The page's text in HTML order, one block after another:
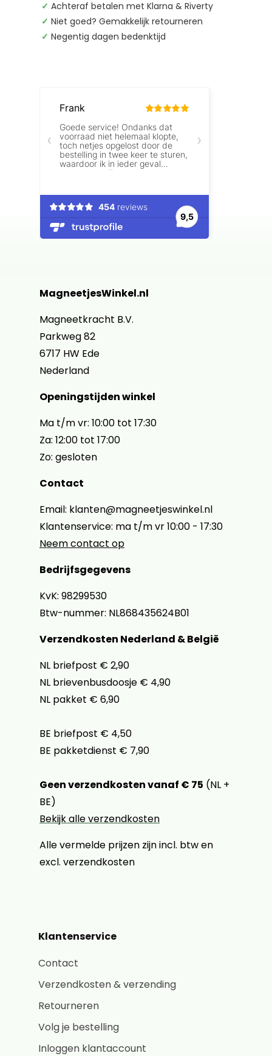
✓ Achteraf betalen met Klarna & Riverty
✓ Niet goed? Gemakkelijk retourneren
✓ Negentig dagen bedenktijd
MagneetjesWinkel.nl
Magneetkracht B.V.
Parkweg 82
6717 HW Ede
Nederland
Openingstijden winkel
Ma t/m vr: 10:00 tot 17:30
Za: 12:00 tot 17:00
Zo: gesloten
Contact
Email: klanten@magneetjeswinkel.nl
Klantenservice: ma t/m vr 10:00 - 17:30
Neem contact op
Bedrijfsgegevens
KvK: 98299530
Btw-nummer: NL868435624B01
Verzendkosten Nederland & België
NL briefpost € 2,90
NL brievenbusdoosje € 4,90
NL pakket € 6,90
BE briefpost € 4,50
BE pakketdienst € 7,90
Geen verzendkosten vanaf € 75 (NL +
BE)
Bekijk alle verzendkosten
Alle vermelde prijzen zijn incl. btw en
excl. verzendkosten
Klantenservice
Contact
Verzendkosten & verzending
Retourneren
Volg je bestelling
Inloggen klantaccount